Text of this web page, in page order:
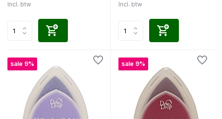
Incl. btw Incl. btw
sale 9% sale 9%